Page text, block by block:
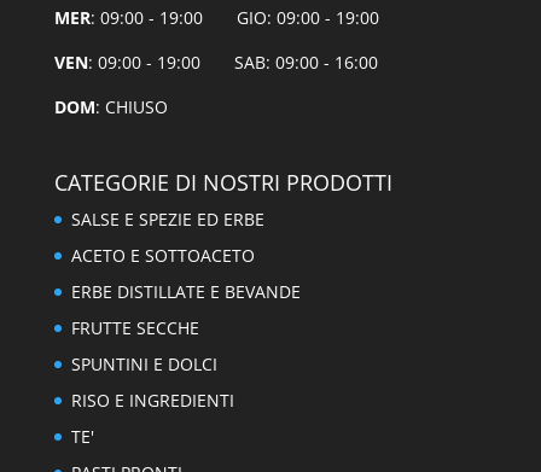
MER: 09:00 - 19:00 GIO: 09:00 - 19:00
VEN: 09:00 - 19:00 SAB: 09:00 - 16:00
DOM: CHIUSO
CATEGORIE DI NOSTRI PRODOTTI
SALSE E SPEZIE ED ERBE
ACETO E SOTTOACETO
ERBE DISTILLATE E BEVANDE
FRUTTE SECCHE
SPUNTINI E DOLCI
RISO E INGREDIENTI
TE'